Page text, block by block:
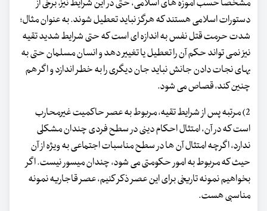
مشخصاً حسب آموزه های اسلامی، حتی در این شرایط نیز، برخی از
دستورات اسلامی هستند که هرگز نباید تعطیل شوند. به عنوان مثال؛
شدت حرمت قتل نفس به اندازه ای است که حتی شرایط شدید تقیه
نیز نمی تواند حکم آن را تعطیل یا تغییر دهد و انسان مسلمان حتی به
بهای نجات دادن جانش نباید جان دیگری را به خطر اندازد و اگر هم
چنین کند، قصاص می شود.
2) مرتبه پس از شرایط تقیه، مربوط به عصر حاکمیت غیرمحارب
است که در آن، امتثال احکام دینی در سطح فردی چندان مشکلی
ندارد، اگرچه امتثال آن ها در سطح مناسبات اجتماعی به ویژه از آن
حیث که مربوط به امور حکومتی می شود، چندان میسور نیست. اگر
بخواهیم نمونه تاریخی برای این عصر ذکر کنیم، عصر قاجاریه نمونه
مناسبی هست.